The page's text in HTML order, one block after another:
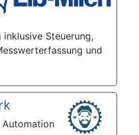
Steuerung,
und